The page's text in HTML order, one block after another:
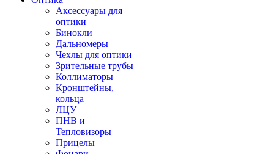
Аксессуары для
оптики
Бинокли
Дальномеры
Чехлы для оптики
Зрительные трубы
Коллиматоры
Кронштейны,
кольца
ЛЦУ
ПНВ и
Тепловизоры
Прицелы